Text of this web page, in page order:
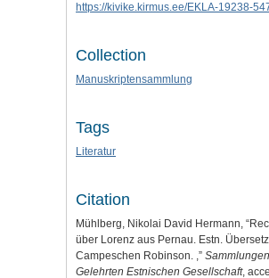
https://kivike.kirmus.ee/EKLA-19238-
Collection
Manuskriptensammlung
Tags
Literatur
Citation
Mühlberg, Nikolai David Hermann,
über Lorenz aus Pernau. Estn.
Campeschen Robinson. ,”
Gelehrten Estnischen Gesellschaft,